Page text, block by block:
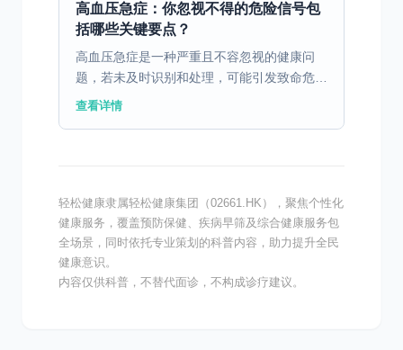
高血压急症：你忽视不得的危险信号包
括哪些关键要点？
高血压急症是一种严重且不容忽视的健康问
题，若未及时识别和处理，可能引发致命危
害。 一、定义与识别高血压危象 高血压危象
查看详情
轻松健康隶属轻松健康集团（02661.HK），聚焦个性化
健康服务，覆盖预防保健、疾病早筛及综合健康服务包
全场景，同时依托专业策划的科普内容，助力提升全民
健康意识。
内容仅供科普，不替代面诊，不构成诊疗建议。